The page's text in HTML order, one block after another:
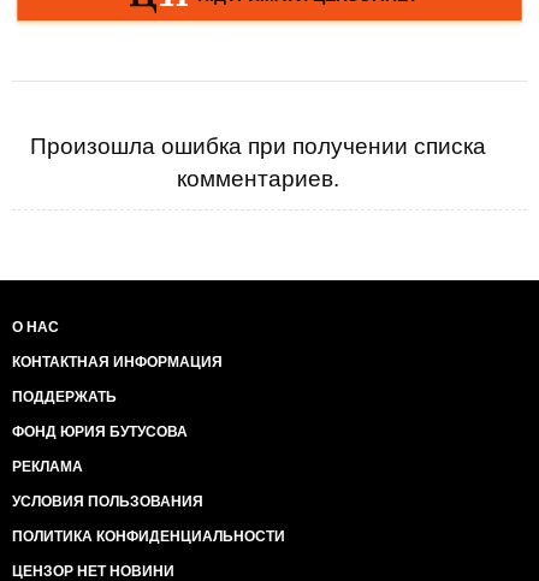
Произошла ошибка при получении списка
комментариев.
О НАС
КОНТАКТНАЯ ИНФОРМАЦИЯ
ПОДДЕРЖАТЬ
ФОНД ЮРИЯ БУТУСОВА
РЕКЛАМА
УСЛОВИЯ ПОЛЬЗОВАНИЯ
ПОЛИТИКА КОНФИДЕНЦИАЛЬНОСТИ
ЦЕНЗОР НЕТ НОВИНИ